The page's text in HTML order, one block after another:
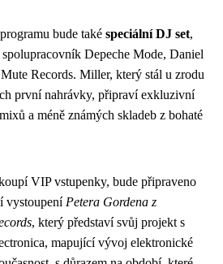
bude také speciální DJ set,
Depeche Mode, Daniel
Records. Miller, který stál u zrodu
první nahrávky, připraví exkluzivní
a méně známých skladeb z bohaté
VIP vstupenky, bude připraveno
vystoupení Petera Gordena z
, který představí svůj projekt s
mapující vývoj elektronické